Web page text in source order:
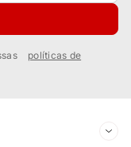
políticas de